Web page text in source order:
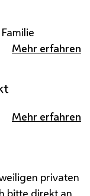
Mehr erfahren
Mehr erfahren
privaten
bitte direkt an